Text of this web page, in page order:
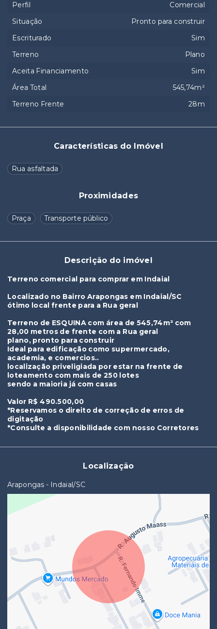
Características do Imóvel
Rua asfaltada
Proximidades
Praça Transporte público
Descrição do imóvel
Terreno comercial para comprar em Indaial
Localizado no Bairro Arapongas em Indaial/SC
ótimo local frente para a Rua geral
Terreno de ESQUINA com área de 545,74m² com
28,00 metros de frente com a Rua geral
plano, pronto para construir
Ideal para edificação como supermercado,
academia, e comercios..
localização priveligiada por estar na frente de
loteamento com mais de 250 lotes
sendo a maioria já com casas
Valor R$ 490.500,00
*Reservamos o direito de correção de erros de
digitação
*Consulte a disponibilidade com nosso Corretores
Localização
Arapongas - Indaial/SC
Perfil
Comercial
Situação
Pronto para construir
Escriturado
Sim
Terreno
Plano
Aceita Financiamento
Sim
Área Total
545,74m²
Terreno Frente
28m